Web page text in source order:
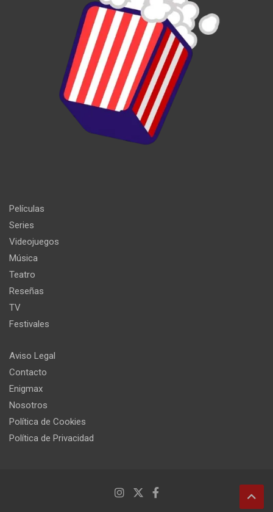
Películas
Series
Videojuegos
Música
Teatro
Reseñas
TV
Festivales
Aviso Legal
Contacto
Enigmax
Nosotros
Política de Cookies
Política de Privacidad